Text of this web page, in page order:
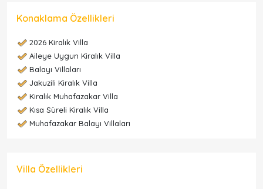
Konaklama Özellikleri
2026 Kiralık Villa
Aileye Uygun Kiralık Villa
Balayı Villaları
Jakuzili Kiralık Villa
Kiralık Muhafazakar Villa
Kısa Süreli Kiralık Villa
Muhafazakar Balayı Villaları
Villa Özellikleri